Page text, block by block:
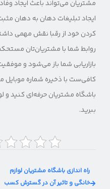
مشتریان می‌تواند باعث ایجاد
ایجاد تبلیغات دهان به دهان
کردن خود از رقبا نقش مهمی
روابط شما با مشتریان‌تان
بازاریابی شما باز می‌شود و
کافی‌ست با ذخیره شماره
باشگاه مشتریان حرفه‌ای کنید و
ببرید.
راه اندازی باشگاه مشتریان لوازم
خانگی و تاثیر آن در گسترش کسب